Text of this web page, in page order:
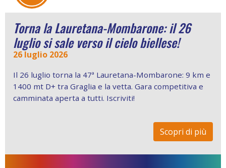
Torna la Lauretana-Mombarone: il 26
luglio si sale verso il cielo biellese!
26 luglio 2026
Il 26 luglio torna la 47ª Lauretana-Mombarone: 9 km e
1400 mt D+ tra Graglia e la vetta. Gara competitiva e
camminata aperta a tutti. Iscriviti!
Scopri di più